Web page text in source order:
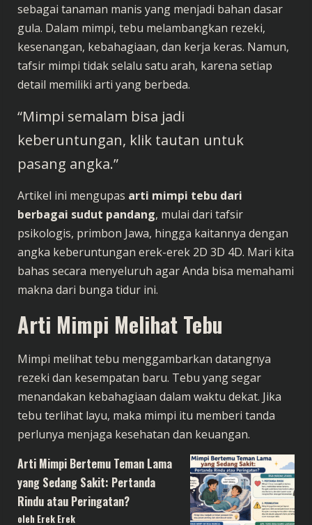
sebagai tanaman manis yang menjadi bahan dasar
gula. Dalam mimpi, tebu melambangkan rezeki,
kesenangan, kebahagiaan, dan kerja keras. Namun,
tafsir mimpi tidak selalu satu arah, karena setiap
detail memiliki arti yang berbeda.
“Mimpi semalam bisa jadi
keberuntungan, klik tautan untuk
pasang angka.”
Artikel ini mengupas arti mimpi tebu dari
berbagai sudut pandang, mulai dari tafsir
psikologis, primbon Jawa, hingga kaitannya dengan
angka keberuntungan erek-erek 2D 3D 4D. Mari kita
bahas secara menyeluruh agar Anda bisa memahami
makna dari bunga tidur ini.
Arti Mimpi Melihat Tebu
Mimpi melihat tebu menggambarkan datangnya
rezeki dan kesempatan baru. Tebu yang segar
menandakan kebahagiaan dalam waktu dekat. Jika
tebu terlihat layu, maka mimpi itu memberi tanda
perlunya menjaga kesehatan dan keuangan.
Arti Mimpi Bertemu Teman Lama
yang Sedang Sakit: Pertanda
Rindu atau Peringatan?
oleh Erek Erek